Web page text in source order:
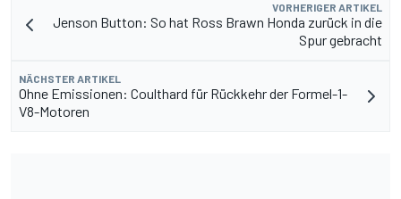
VORHERIGER ARTIKEL
Jenson Button: So hat Ross Brawn Honda zurück in die
Spur gebracht
NÄCHSTER ARTIKEL
Ohne Emissionen: Coulthard für Rückkehr der Formel-1-
V8-Motoren